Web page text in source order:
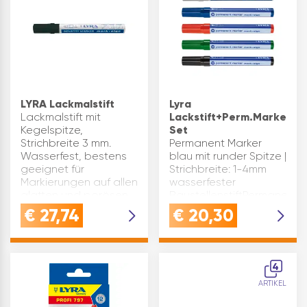
LYRA Lackmalstift
Lackmalstift mit
Kegelspitze,
Strichbreite 3 mm.
Wasserfest, bestens
geeignet für
Markierungen auf allen
Oberflächen. Tinte
schnell trocknend und
von Xyl…
€ 27,74
Lyra
Lackstift+Perm.Marker
Set
Permanent Marker
blau mit runder Spitze |
Strichbreite: 1-4mm
wasserfester
Marker rot mit runder
Spitze | Strichbreite: 1-
€ 20,30
4
ARTIKEL